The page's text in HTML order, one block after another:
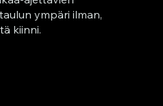
ympäri ilman,
kiinni.